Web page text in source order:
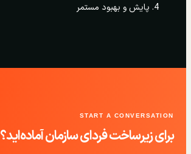
پایش و بهبود مستمر
START A CONVERSATION
برای زیرساخت فردای سازمان آماده‌اید؟